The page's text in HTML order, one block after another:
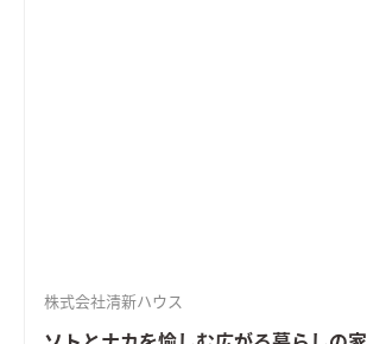
株式会社清新ハウス